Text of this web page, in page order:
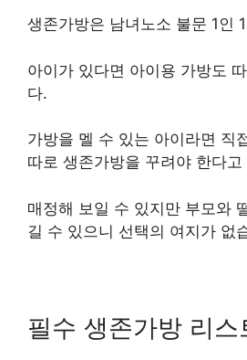
생존가방은 남녀노소 불문 1인
아이가 있다면 아이용 가방도
다.
가방을 멜 수 있는 아이라면 직
따로 생존가방을 꾸려야 한다고
매정해 보일 수 있지만 부모와
길 수 있으니 선택의 여지가 없
필수 생존가방 리스